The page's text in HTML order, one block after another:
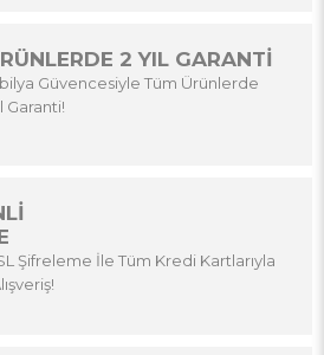
2 YIL GARANTİ
Güvencesiyle Tüm Ürünlerde
Garanti!
Şifreleme İle Tüm Kredi Kartlarıyla